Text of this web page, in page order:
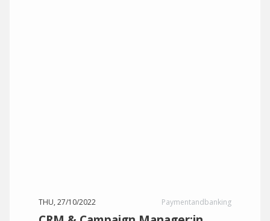
THU, 27/10/2022 Paymentandbanking